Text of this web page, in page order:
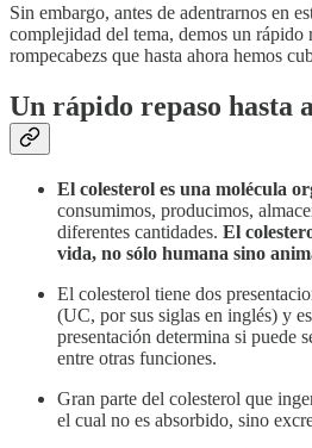
Sin embargo, antes de adentrarnos en
complejidad del tema, demos un rápido
rompecabezs que hasta ahora hemos
Un rápido repaso hasta
El colesterol es una molécula
consumimos, producimos,
diferentes cantidades. El
vida, no sólo humana sino
El colesterol tiene dos
(UC, por sus siglas en inglés) y
presentación determina si puede
entre otras funciones.
Gran parte del colesterol que
el cual no es absorbido, sino